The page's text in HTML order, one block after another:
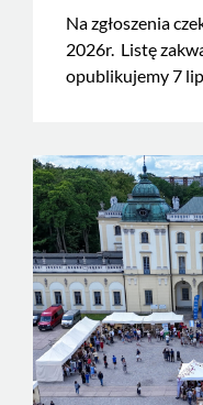
Na zgłoszenia
2026r. Listę
opublikujemy 7